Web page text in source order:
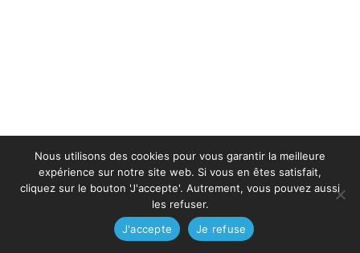
Nous utilisons des cookies pour vous garantir la meilleure
expérience sur notre site web. Si vous en êtes satisfait,
cliquez sur le bouton 'J'accepte'. Autrement, vous pouvez aussi
les refuser.
J'accepte
Je refuse